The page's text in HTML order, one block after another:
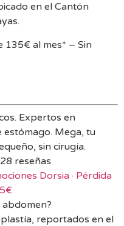
en el Cantón
135€ al mes* – Sin
Expertos en
estómago. Mega, tu
sin cirugía.
reseñas
Dorsia · ‎ Pérdida
abdomen?
reportados en el